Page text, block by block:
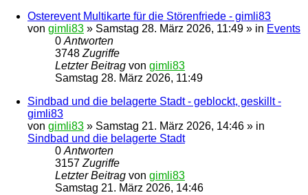
Osterevent Multikarte für die Störenfriede - gimli83
von gimli83 » Samstag 28. März 2026, 11:49 » in Events
0Antworten
3748Zugriffe
Letzter Beitrag von gimli83
Samstag 28. März 2026, 11:49
Sindbad und die belagerte Stadt - geblockt, geskillt -
gimli83
von gimli83 » Samstag 21. März 2026, 14:46 » in
Sindbad und die belagerte Stadt
0Antworten
3157Zugriffe
Letzter Beitrag von gimli83
Samstag 21. März 2026, 14:46